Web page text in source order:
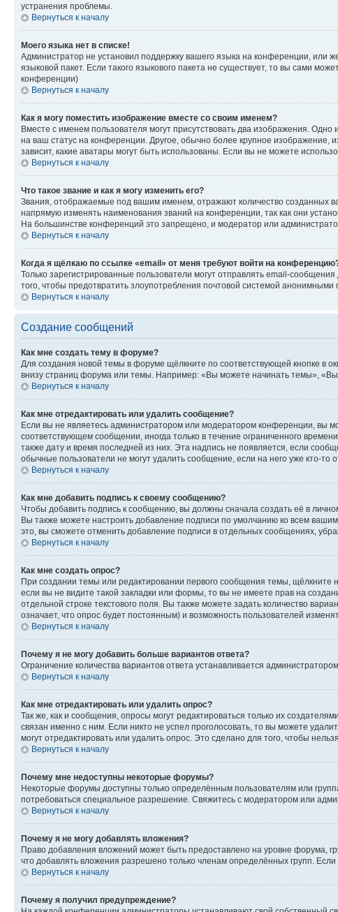
устранения проблемы.
Вернуться к началу
Моего языка нет в списке!
Администратор не установил поддержку вашего языка на конференции, или
языковой пакет. Если такого языкового пакета не существует, то вы сами
конференции)
Вернуться к началу
Как я могу поместить изображение вместе со своим именем?
Вместе с именем пользователя могут присутствовать два изображения.
на ваш статус на конференции. Другое, обычно более крупное изображение,
зависит, какие аватары могут быть использованы. Если вы не можете
Вернуться к началу
Что такое звание и как я могу изменить его?
Звания, отображаемые под вашим именем, отражают количество созданных
напрямую изменять наименования званий на конференции, так как они
На большинстве конференций это запрещено, и модератор или
Вернуться к началу
Когда я щёлкаю по ссылке «email» от меня требуют войти на
Только зарегистрированные пользователи могут отправлять email-
того, чтобы предотвратить злоупотребления почтовой системой анонимными
Вернуться к началу
Создание сообщений
Как мне создать тему в форуме?
Для создания новой темы в форуме щёлкните по соответствующей кнопке в
внизу страниц форума или темы. Например: «Вы можете начинать темы», «Вы
Вернуться к началу
Как мне отредактировать или удалить сообщение?
Если вы не являетесь администратором или модератором конференции, вы
соответствующем сообщении, иногда только в течение ограниченного
также дату и время последней из них. Эта надпись не появляется, если
обычные пользователи не могут удалить сообщение, если на него уже кто-то
Вернуться к началу
Как мне добавить подпись к своему сообщению?
Чтобы добавить подпись к сообщению, вы должны сначала создать её в
Вы также можете настроить добавление подписи по умолчанию ко всем
это, вы сможете отменить добавление подписи в отдельных сообщениях,
Вернуться к началу
Как мне создать опрос?
При создании темы или редактировании первого сообщения темы, щёлкните
если вы не видите такой закладки или формы, то вы не имеете прав на
отдельной строке текстового поля. Вы также можете задать количество
означает, что опрос будет постоянным) и возможность пользователей
Вернуться к началу
Почему я не могу добавить больше вариантов ответа?
Ограничение количества вариантов ответа устанавливается
Вернуться к началу
Как мне отредактировать или удалить опрос?
Так же, как и сообщения, опросы могут редактироваться только их
связан именно с ним. Если никто не успел проголосовать, то вы можете
могут отредактировать или удалить опрос. Это сделано для того, чтобы
Вернуться к началу
Почему мне недоступны некоторые форумы?
Некоторые форумы доступны только определённым пользователям или
потребоваться специальное разрешение. Свяжитесь с модератором или
Вернуться к началу
Почему я не могу добавлять вложения?
Право добавления вложений может быть предоставлено на уровне форума,
что добавлять вложения разрешено только членам определённых групп.
Вернуться к началу
Почему я получил предупреждение?